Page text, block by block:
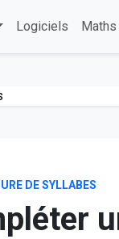
Logiciels Maths
DE SYLLABES